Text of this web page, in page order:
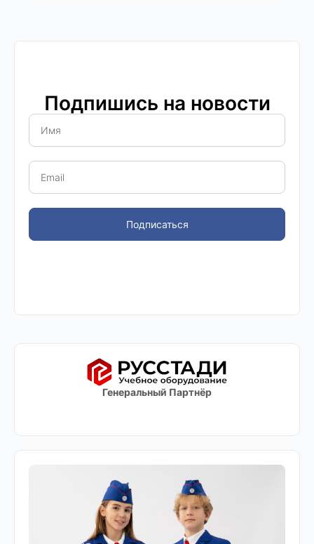
Подпишись на новости
Подписаться
Генеральный Партнёр